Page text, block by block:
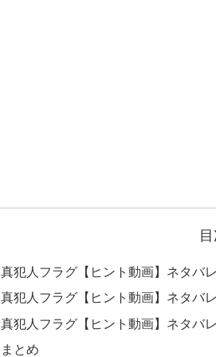
真犯人フラグ【ヒント動画】ネタバ
真犯人フラグ【ヒント動画】ネタバ
真犯人フラグ【ヒント動画】ネタバ
まとめ